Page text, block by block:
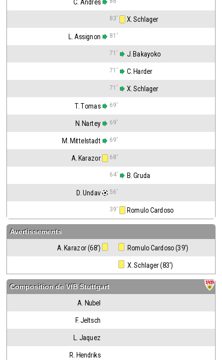
C. Andres
83' X. Schlager
L. Assignon 81'
71' J. Bakayoko
71' C. Harder
71' X. Schlager
T. Tomas 69'
N. Nartey 69'
M. Mittelstadt 69'
A. Karazor 68'
64' B. Gruda
D. Undav 56'
39' Romulo Cardoso
Avertissements
A. Karazor (68') Romulo Cardoso (39')
X. Schlager (83')
Composition deVfB Stuttgart
A. Nubel
F. Jeltsch
L. Jaquez
R. Hendriks